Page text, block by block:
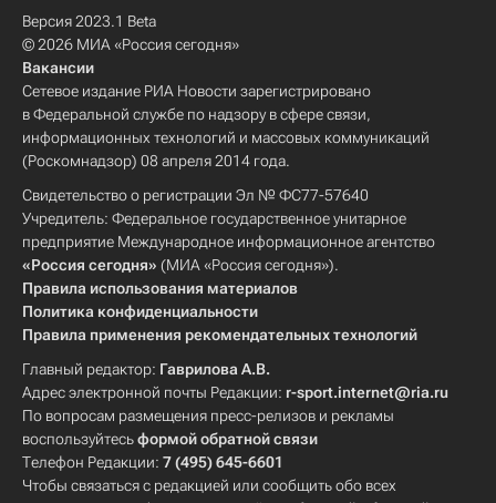
Версия 2023.1 Beta
© 2026 МИА «Россия сегодня»
Вакансии
Сетевое издание РИА Новости зарегистрировано
в Федеральной службе по надзору в сфере связи,
информационных технологий и массовых коммуникаций
(Роскомнадзор) 08 апреля 2014 года.
Свидетельство о регистрации Эл № ФС77-57640
Учредитель: Федеральное государственное унитарное
предприятие Международное информационное агентство
«Россия сегодня» (МИА «Россия сегодня»).
Правила использования материалов
Политика конфиденциальности
Правила применения рекомендательных технологий
Главный редактор: Гаврилова А.В.
Адрес электронной почты Редакции: r-sport.internet@ria.ru
По вопросам размещения пресс-релизов и рекламы
воспользуйтесьформой обратной связи
Телефон Редакции: 7 (495) 645-6601
Чтобы связаться с редакцией или сообщить обо всех